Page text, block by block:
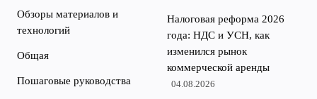
Обзоры материалов и
технологий
Общая
Пошаговые руководства
Налоговая реформа 2026
года: НДС и УСН, как
изменился рынок
коммерческой аренды
04.08.2026